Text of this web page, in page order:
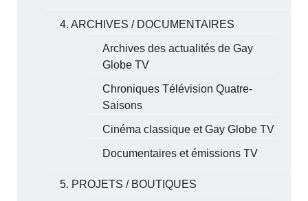
4. ARCHIVES / DOCUMENTAIRES
Archives des actualités de Gay
Globe TV
Chroniques Télévision Quatre-
Saisons
Cinéma classique et Gay Globe TV
Documentaires et émissions TV
5. PROJETS / BOUTIQUES